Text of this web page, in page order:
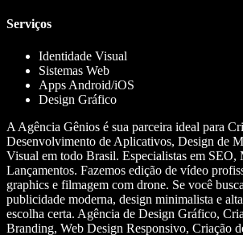
Serviços
Identidade Visual
Sistemas Web
Apps Android/iOS
Design Gráfico
A Agência Gênios é sua parceira ideal para
Desenvolvimento de Aplicativos, Design de
Visual em todo Brasil. Especialistas em
Lançamentos. Fazemos edição de vídeo
graphics e filmagem com drone. Se você
publicidade moderna, design minimalista e
escolha certa. Agência de Design Gráfico,
Branding, Web Design Responsivo, Criação